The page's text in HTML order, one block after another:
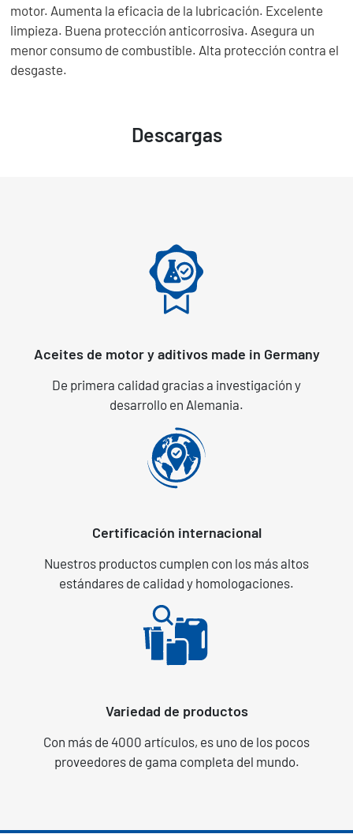
Descargas
motor. Aumenta la eficacia de la lubricación. Excelente
limpieza. Buena protección anticorrosiva. Asegura un
menor consumo de combustible. Alta protección contra el
desgaste.
Aceites de motor y aditivos made in Germany
De primera calidad gracias a investigación y
desarrollo en Alemania.
Certificación internacional
Nuestros productos cumplen con los más altos
estándares de calidad y homologaciones.
Variedad de productos
Con más de 4000 artículos, es uno de los pocos
proveedores de gama completa del mundo.